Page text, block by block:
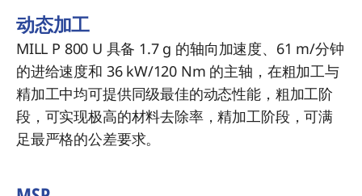
动态加工
MILL P 800 U 具备 1.7 g 的轴向加速度、61 m/分钟
的进给速度和 36 kW/120 Nm 的主轴，在粗加工与
精加工中均可提供同级最佳的动态性能，粗加工阶
段，可实现极高的材料去除率，精加工阶段，可满
足最严格的公差要求。